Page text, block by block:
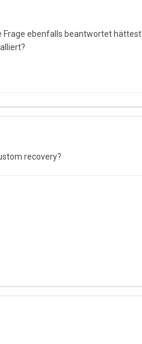
ebenfalls beantwortet hättest.
recovery?